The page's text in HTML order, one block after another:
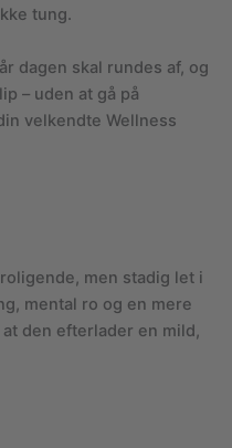
tung.
dagen skal rundes af, og
– uden at gå på
velkendte Wellness
men stadig let i
mental ro og en mere
den efterlader en mild,